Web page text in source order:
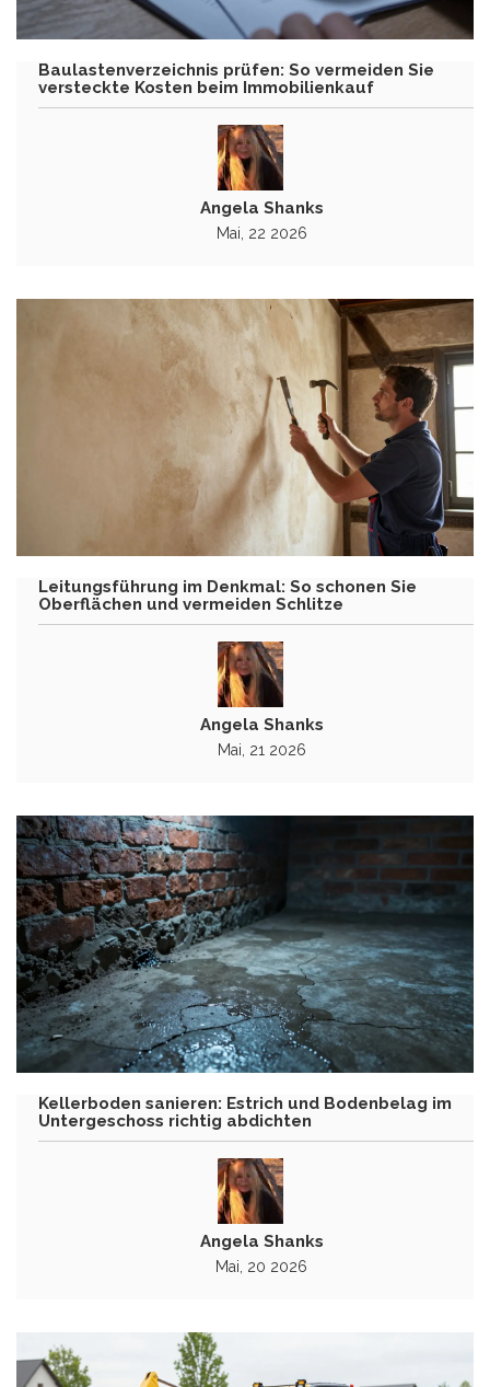
Baulastenverzeichnis prüfen: So vermeiden Sie
versteckte Kosten beim Immobilienkauf
Angela Shanks
Mai, 22 2026
Leitungsführung im Denkmal: So schonen Sie
Oberflächen und vermeiden Schlitze
Angela Shanks
Mai, 21 2026
Kellerboden sanieren: Estrich und Bodenbelag im
Untergeschoss richtig abdichten
Angela Shanks
Mai, 20 2026